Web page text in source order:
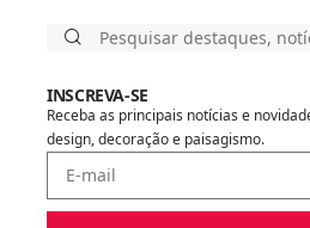
INSCREVA-SE
Receba as principais notícias e
design, decoração e paisagismo.